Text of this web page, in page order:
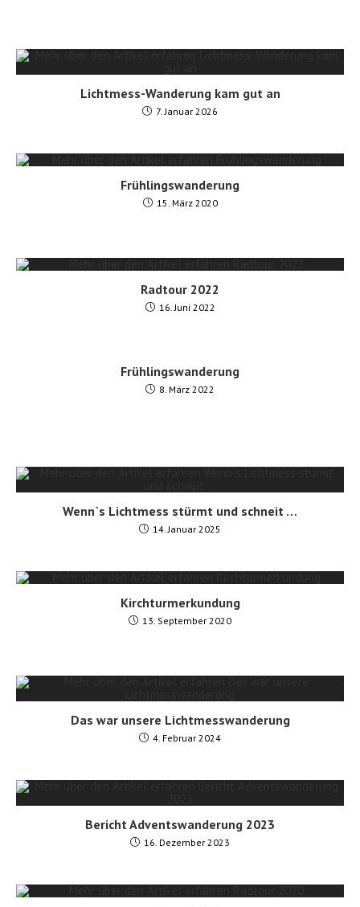
Lichtmess-Wanderung kam gut an
7. Januar 2026
Frühlingswanderung
15. März 2020
Radtour 2022
16. Juni 2022
Frühlingswanderung
8. März 2022
Wenn`s Lichtmess stürmt und schneit …
14. Januar 2025
Kirchturmerkundung
13. September 2020
Das war unsere Lichtmesswanderung
4. Februar 2024
Bericht Adventswanderung 2023
16. Dezember 2023